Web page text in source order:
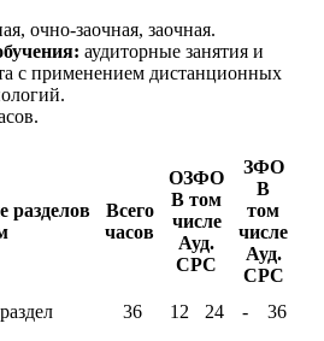
очно-заочная, заочная.
аудиторные занятия и
с применением дистанционных
разделов
Всего
часов
ОЗФО
В том
числе
Ауд.
СРС
ЗФО
В
том
числе
Ауд.
СРС
36 12 24 - 36